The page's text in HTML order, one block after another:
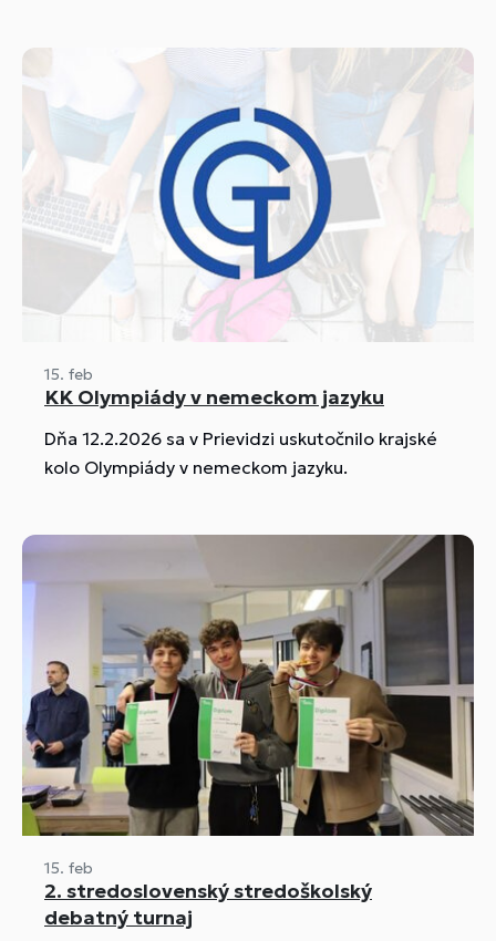
15. feb
KK Olympiády v nemeckom jazyku
Dňa 12.2.2026 sa v Prievidzi uskutočnilo krajské
kolo Olympiády v nemeckom jazyku.
15. feb
2. stredoslovenský stredoškolský
debatný turnaj